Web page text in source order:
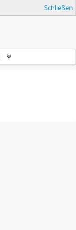
Schließen